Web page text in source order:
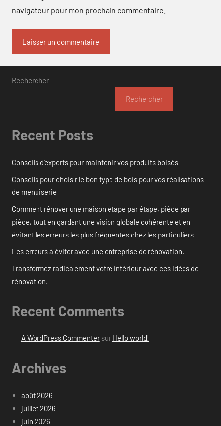
navigateur pour mon prochain commentaire.
Rechercher
Rechercher
Recent Posts
Conseils d’experts pour maintenir vos produits boisés
Conseils pour choisir le bon type de bois pour vos réalisations
de menuiserie
Comment rénover une maison étape par étape, pièce par
pièce, tout en gardant une vision globale cohérente et en
évitant les erreurs les plus fréquentes chez les particuliers
Les erreurs à éviter avec une entreprise de rénovation.
Transformez radicalement votre intérieur avec ces idées de
rénovation.
Recent Comments
A WordPress Commentersur Hello world!
Archives
août 2026
juillet 2026
juin 2026